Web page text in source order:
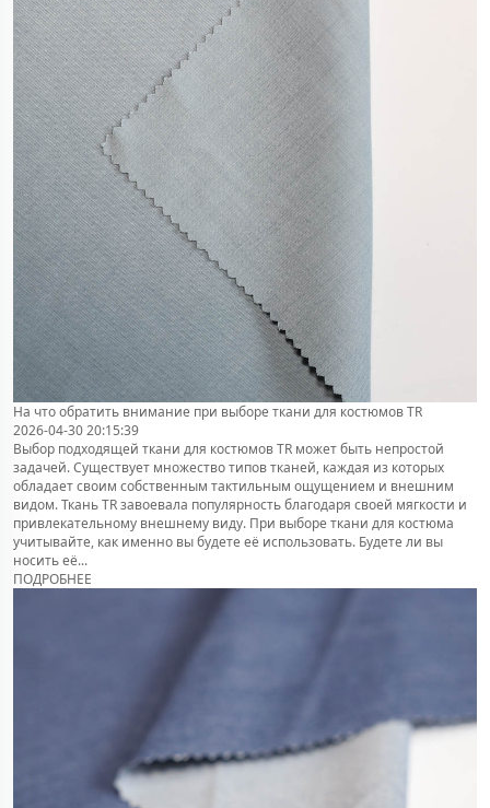
На что обратить внимание при выборе ткани для костюмов TR
2026-04-30 20:15:39
Выбор подходящей ткани для костюмов TR может быть непростой
задачей. Существует множество типов тканей, каждая из которых
обладает своим собственным тактильным ощущением и внешним
видом. Ткань TR завоевала популярность благодаря своей мягкости и
привлекательному внешнему виду. При выборе ткани для костюма
учитывайте, как именно вы будете её использовать. Будете ли вы
носить её...
ПОДРОБНЕЕ